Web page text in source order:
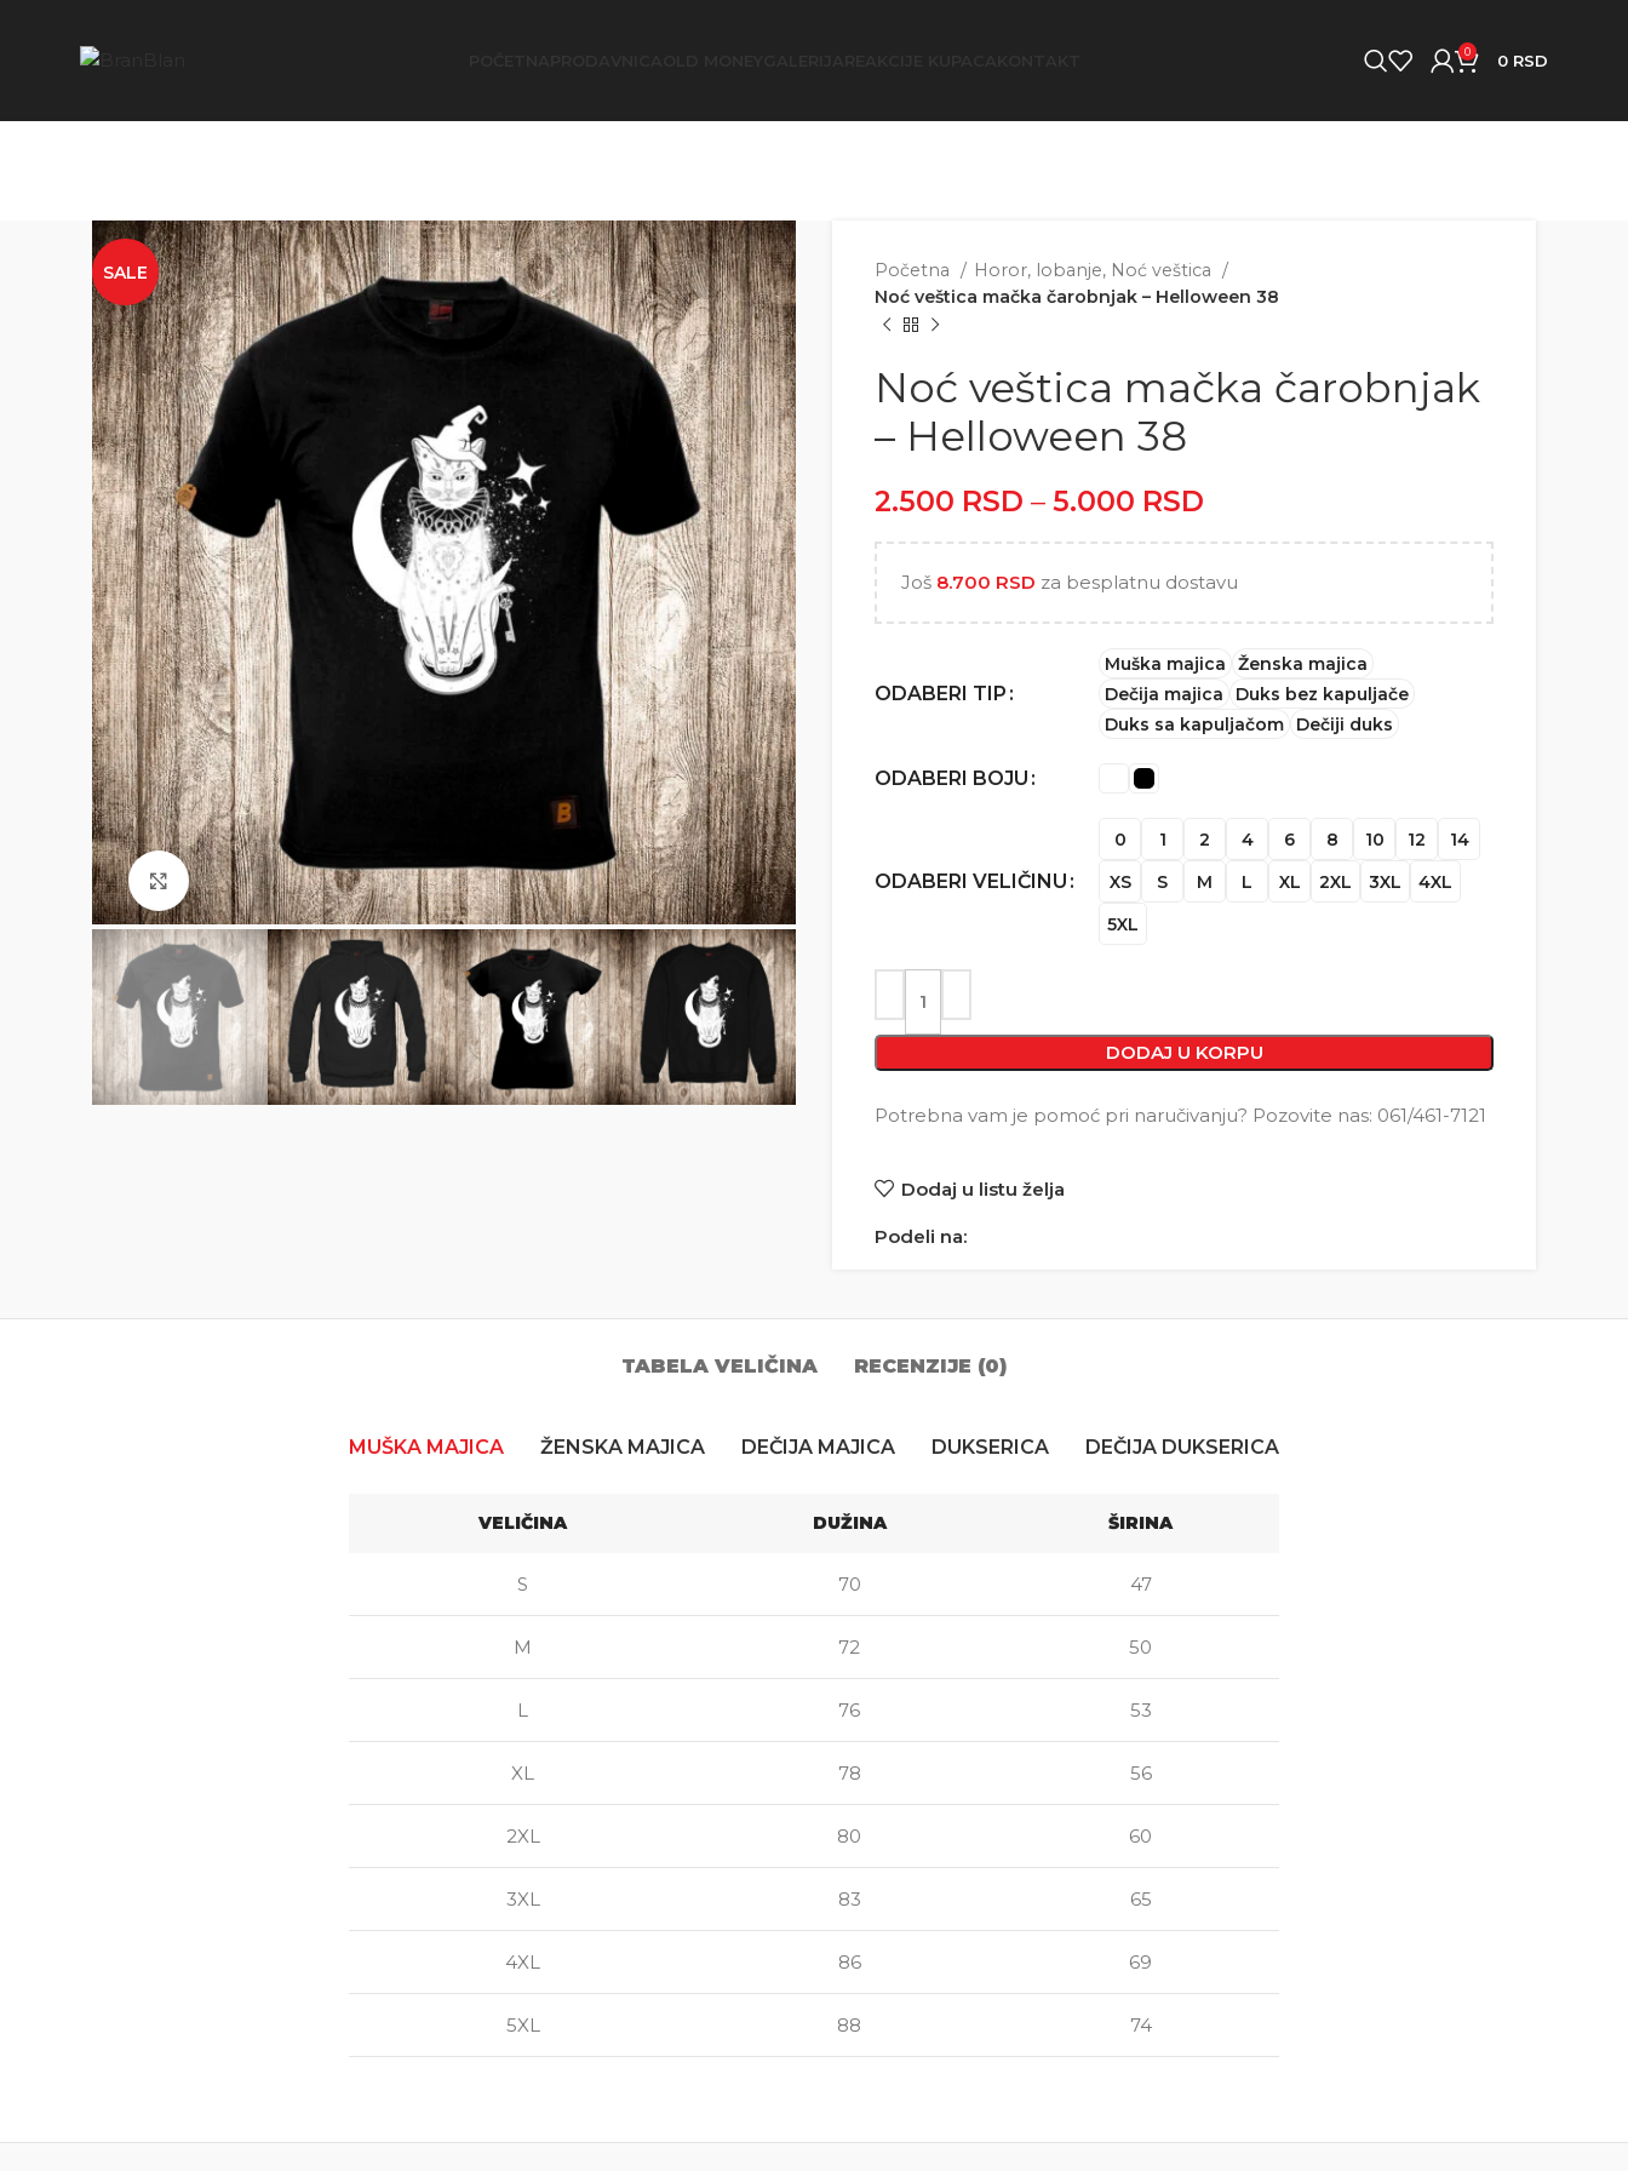
0 0 RSD
SALE
Click to enlarge
Početna
Horor, lobanje, Noć veštica
Noć veštica mačka čarobnjak – Helloween 38
Noć veštica mačka čarobnjak
– Helloween 38
2.500 RSD – 5.000 RSD
2.500 RSD do 5.000 RSD
Još 8.700 RSD za besplatnu dostavu
ODABERI TIP
Muška majica
Ženska majica
Dečija majica
Duks bez kapuljače
Duks sa kapuljačom
Dečiji duks
ODABERI BOJU
ODABERI VELIČINU
0 1 2 4 6 8 10 12
14
XS
S M L XL 2XL 3XL
4XL
5XL
DODAJ U KORPU
Potrebna vam je pomoć pri naručivanju? Pozovite nas: 061/461-7121
Dodaj u listu želja
Podeli na:
TABELA VELIČINA RECENZIJE (0)
MUŠKA MAJICA ŽENSKA MAJICA DEČIJA MAJICA DUKSERICA DEČIJA DUKSERICA
VELIČINA DUŽINA ŠIRINA
S 70 47
M 72 50
L 76 53
XL 78 56
2XL 80 60
3XL 83 65
4XL 86 69
5XL 88 74